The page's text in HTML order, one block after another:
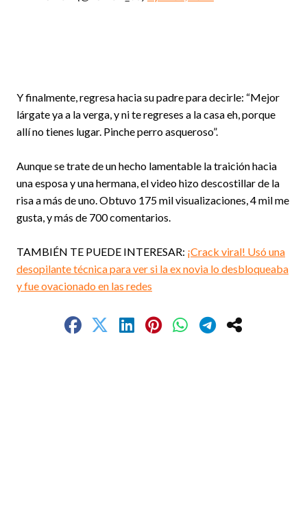
Y finalmente, regresa hacia su padre para decirle: “Mejor
lárgate ya a la verga, y ni te regreses a la casa eh, porque
allí no tienes lugar. Pinche perro asqueroso”.
Aunque se trate de un hecho lamentable la traición hacia
una esposa y una hermana, el video hizo descostillar de la
risa a más de uno. Obtuvo 175 mil visualizaciones, 4 mil me
gusta, y más de 700 comentarios.
TAMBIÉN TE PUEDE INTERESAR: ¡Crack viral! Usó una
desopilante técnica para ver si la ex novia lo desbloqueaba
y fue ovacionado en las redes